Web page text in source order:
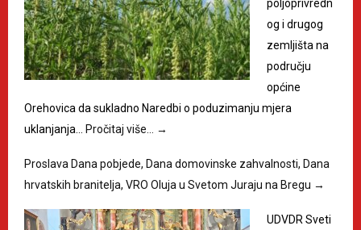
poljoprivredn
og i drugog
zemljišta na
području
općine
Orehovica da sukladno Naredbi o poduzimanju mjera
uklanjanja…
Pročitaj više… →
Proslava Dana pobjede, Dana domovinske zahvalnosti, Dana
hrvatskih branitelja, VRO Oluja u Svetom Juraju na Bregu →
UDVDR Sveti